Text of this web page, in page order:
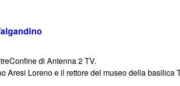
di Antenna 2 TV.
Aresi Loreno e il rettore del museo della basilica